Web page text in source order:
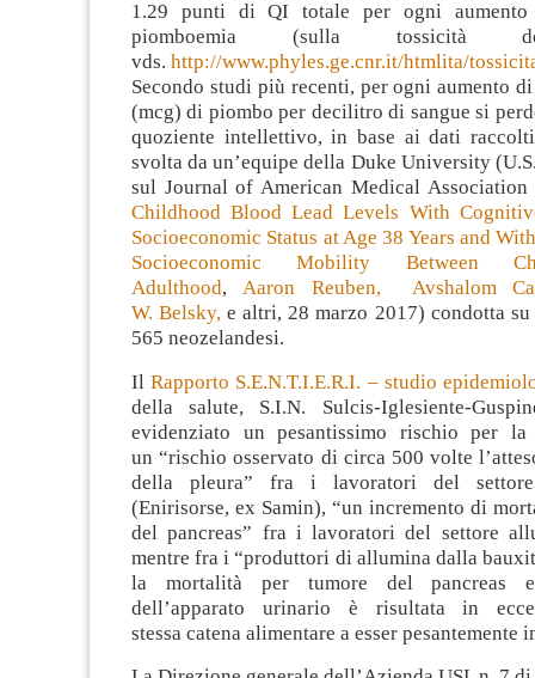
1.29 punti di QI totale per ogni
piomboemia (sulla tossicità
vds. http://www.phyles.ge.cnr.it/htmlita/
Secondo studi più recenti, per ogni aumento
(mcg) di piombo per decilitro di sangue si
quoziente intellettivo, in base ai dati
svolta da un’equipe della Duke University
sul Journal of American Medical Association
Childhood Blood Lead Levels With
Socioeconomic Status at Age 38 Years and
Socioeconomic Mobility Between
Adulthood,Aaron Reuben,
Avshalom
W. Belsky, e altri, 28 marzo 2017) condotta
565 neozelandesi.
IlRapporto S.E.N.T.I.E.R.I. – studio
della salute, S.I.N. Sulcis-Iglesiente-
evidenziato un pesantissimo rischio per
un “rischio osservato di circa 500 volte
della pleura” fra i lavoratori del settore
(Enirisorse, ex Samin), “un incremento di
del pancreas” fra i lavoratori del settore
mentre fra i “produttori di allumina dalla
la mortalità per tumore del pancreas
dell’apparato urinario è risultata in
stessa catena alimentare a esser pesantemente